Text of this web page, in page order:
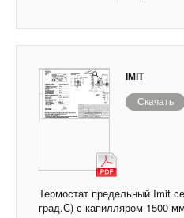
IMIT
Скачать
Термостат предельный Imit
град.С) с капилляром 1500